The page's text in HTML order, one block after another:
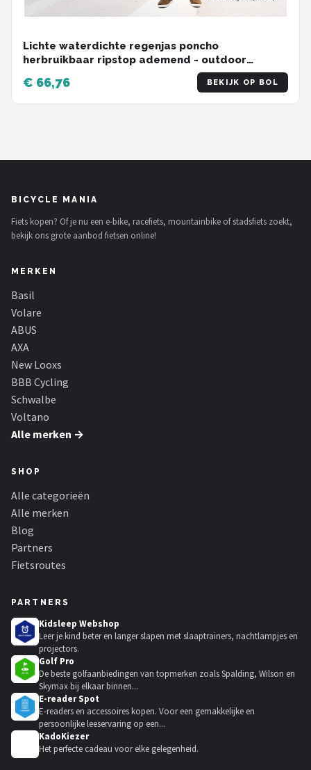
Lichte waterdichte regenjas poncho
herbruikbaar ripstop ademend - outdoor
camping wandelen vissen - opvouwbare
beschermhoes
€ 66,76 BEKIJK OP BOL
BICYCLE MANIA
Fiets kopen? Of je nu een e-bike, racefiets, mountainbike of stadsfiets zoekt,
bekijk ons grote aanbod fietsen online!
MERKEN
Basil
Volare
ABUS
AXA
New Looxs
BBB Cycling
Schwalbe
Voltano
Alle merken →
SHOP
Alle categorieën
Alle merken
Blog
Partners
Fietsroutes
PARTNERS
Kidsleep Webshop
Leer je kind beter en langer slapen met slaaptrainers, nachtlampjes en
projectors.
Golf Pro
De beste golfaanbiedingen van topmerken zoals Spalding, Wilson en
Skymax bij elkaar binnen...
E-reader Spot
E-readers en accessoires kopen. Voor een gemakkelijke en
persoonlijke leeservaring op een...
KadoKiezer
Het perfecte cadeau voor elke gelegenheid.